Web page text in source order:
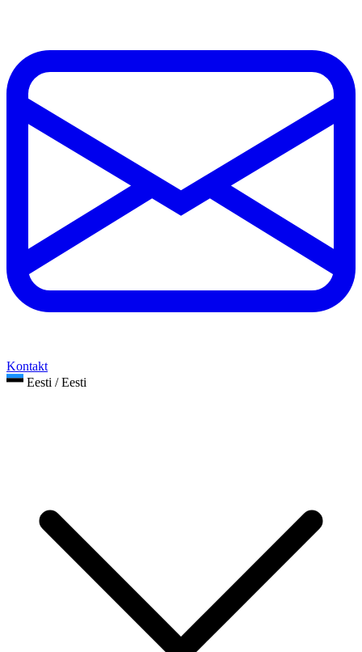
Kontakt
Eesti / Eesti